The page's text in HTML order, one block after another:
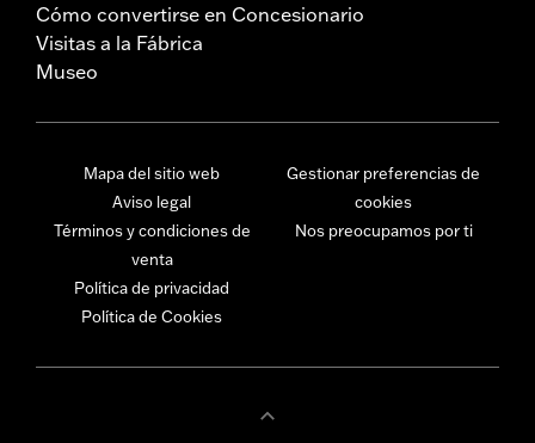
Cómo convertirse en Concesionario
Visitas a la Fábrica
Museo
Mapa del sitio web
Aviso legal
Términos y condiciones de
venta
Política de privacidad
Política de Cookies
Gestionar preferencias de
cookies
Nos preocupamos por ti